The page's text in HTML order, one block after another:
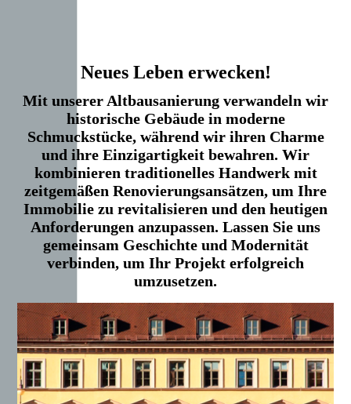
Neues Leben erwecken!
Mit unserer Altbausanierung verwandeln wir
historische Gebäude in moderne
Schmuckstücke, während wir ihren Charme
und ihre Einzigartigkeit bewahren. Wir
kombinieren traditionelles Handwerk mit
zeitgemäßen Renovierungsansätzen, um Ihre
Immobilie zu revitalisieren und den heutigen
Anforderungen anzupassen. Lassen Sie uns
gemeinsam Geschichte und Modernität
verbinden, um Ihr Projekt erfolgreich
umzusetzen.